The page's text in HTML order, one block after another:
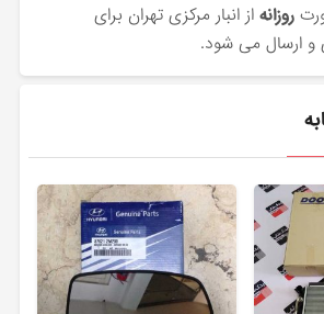
روزانه از انبار مرکزی تهران برای
و ارسال می شود.